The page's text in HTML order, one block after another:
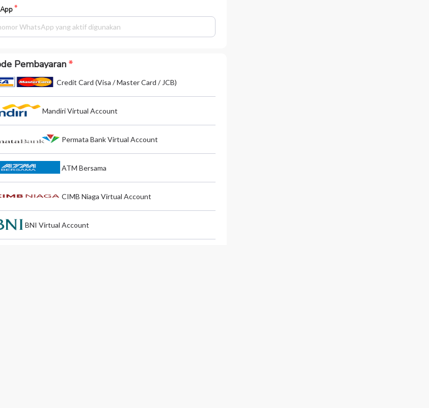
Pembayaran
Credit Card (Visa / Master Card / JCB)
Mandiri Virtual Account
Permata Bank Virtual Account
ATM Bersama
CIMB Niaga Virtual Account
BNI Virtual Account